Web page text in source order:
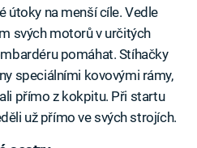
útoky na menší cíle. Vedle
svých motorů v určitých
pomáhat. Stíhačky
speciálními kovovými rámy,
přímo z kokpitu. Při startu
už přímo ve svých strojích.